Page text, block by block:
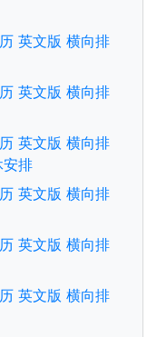
英文版 横向排
英文版 横向排
英文版 横向排
安排
英文版 横向排
英文版 横向排
英文版 横向排